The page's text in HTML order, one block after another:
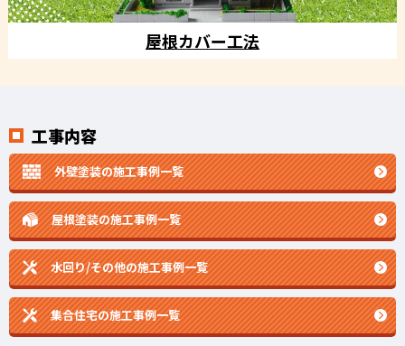
屋根カバー工法
工事内容
外壁塗装の施工事例一覧
屋根塗装の施工事例一覧
水回り/その他の施工事例一覧
集合住宅の施工事例一覧